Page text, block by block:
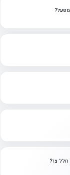
חלל צר?